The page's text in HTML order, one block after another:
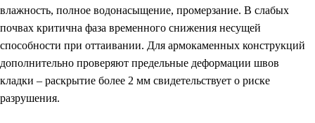
влажность, полное водонасыщение, промерзание. В слабых
почвах критична фаза временного снижения несущей
способности при оттаивании. Для армокаменных конструкций
дополнительно проверяют предельные деформации швов
кладки – раскрытие более 2 мм свидетельствует о риске
разрушения.